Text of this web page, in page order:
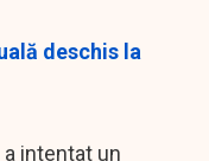
deschis la
intentat un